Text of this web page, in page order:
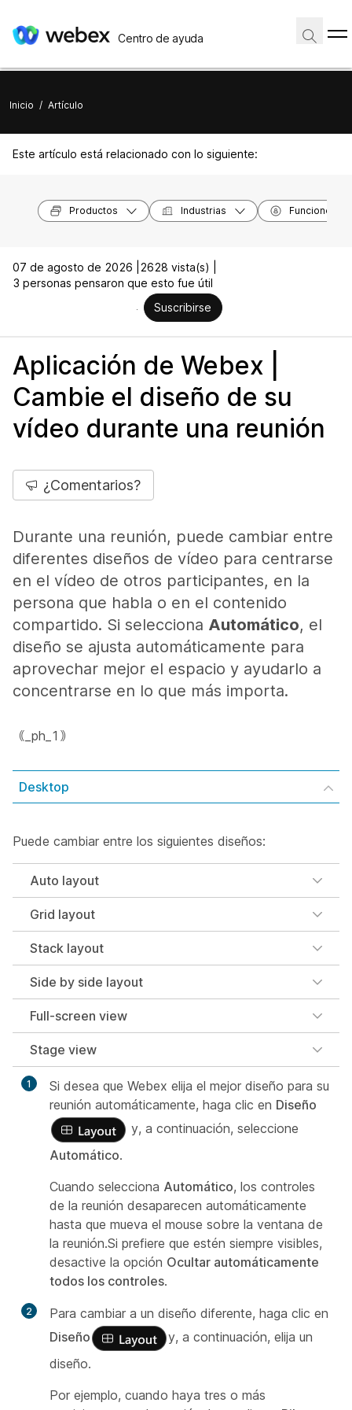
Centro de ayuda
Inicio / Artículo
Este artículo está relacionado con lo siguiente:
Productos Industrias Funciones
07 de agosto de 2026 |
2628 vista(s) |
3 personas pensaron que esto fue útil
Suscribirse
Aplicación de Webex |
Cambie el diseño de su
vídeo durante una reunión
¿Comentarios?
Durante una reunión, puede cambiar entre
diferentes diseños de vídeo para centrarse
en el vídeo de otros participantes, en la
persona que habla o en el contenido
compartido. Si selecciona Automático, el
diseño se ajusta automáticamente para
aprovechar mejor el espacio y ayudarlo a
concentrarse en lo que más importa.
｟_ph_1｠
Desktop
Puede cambiar entre los siguientes diseños:
Auto layout
Grid layout
Stack layout
Side by side layout
Full-screen view
Stage view
1
Si desea que Webex elija el mejor diseño para su
reunión automáticamente, haga clic en Diseño
y, a continuación, seleccione
Automático.
Cuando selecciona Automático, los controles
de la reunión desaparecen automáticamente
hasta que mueva el mouse sobre la ventana de
la reunión.Si prefiere que estén siempre visibles,
desactive la opción Ocultar automáticamente
todos los controles.
2
Para cambiar a un diseño diferente, haga clic en
Diseño
y, a continuación, elija un
diseño.
Por ejemplo, cuando haya tres o más